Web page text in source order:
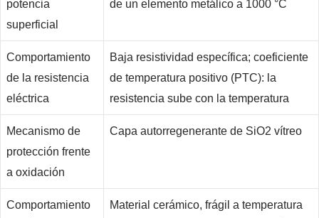
potencia
superficial
de un elemento metálico a 1000 °C
Comportamiento
de la resistencia
eléctrica
Baja resistividad específica; coeficiente
de temperatura positivo (PTC): la
resistencia sube con la temperatura
Mecanismo de
protección frente
a oxidación
Capa autorregenerante de SiO2 vítreo
Comportamiento
Material cerámico, frágil a temperatura